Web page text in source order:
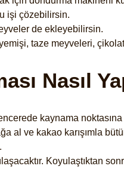
işi çözebilirsin.
de ekleyebilirsin.
taze meyveleri,
Nasıl
kaynama
al ve kakao karışımla
Koyulaştıktan